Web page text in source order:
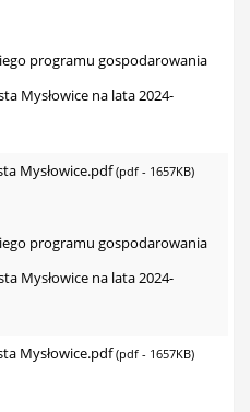
programu gospodarowania
Mysłowice na lata 2024-
Mysłowice.pdf(pdf - 1657KB)
programu gospodarowania
Mysłowice na lata 2024-
Mysłowice.pdf(pdf - 1657KB)